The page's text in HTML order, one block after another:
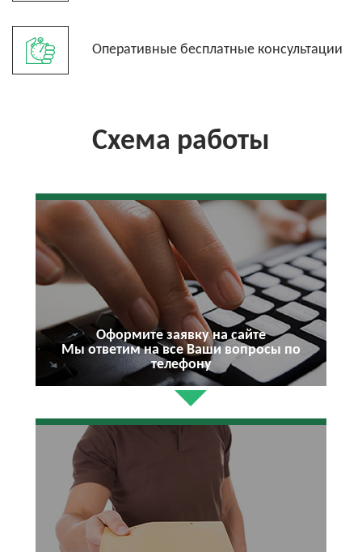
Оперативные бесплатные консультации
Схема работы
Оформите заявку на сайте
Мы ответим на все Ваши вопросы по
телефону